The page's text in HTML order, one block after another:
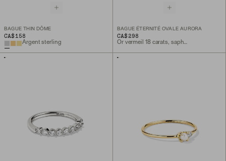
BAGUE THIN DÔME
CA$158
Argent sterling
BAGUE ÉTERNITÉ OVALE AURORA
CA$298
Or vermeil 18 carats, saphir blanc de laboratoire